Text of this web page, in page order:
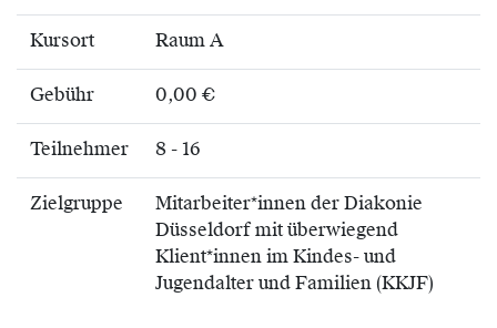
Kursort Raum A
Gebühr 0,00 €
Teilnehmer 8 - 16
Zielgruppe
Mitarbeiter*innen der Diakonie
Düsseldorf mit überwiegend
Klient*innen im Kindes- und
Jugendalter und Familien (KKJF)